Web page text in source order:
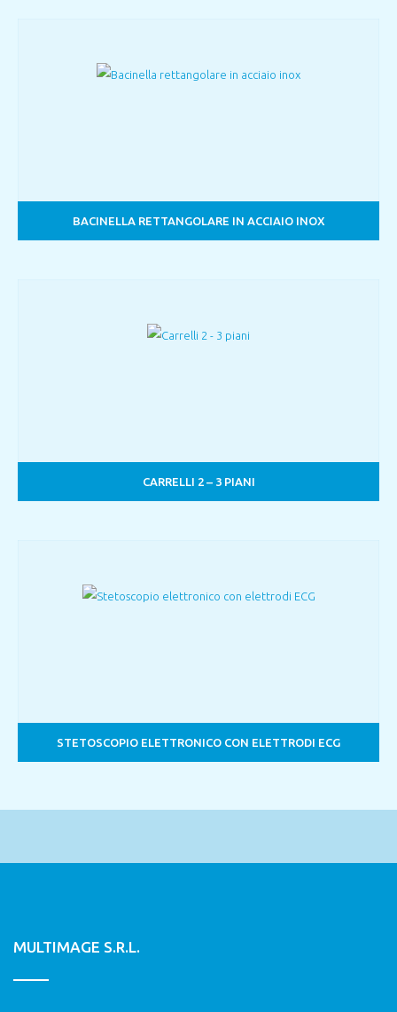
BACINELLA RETTANGOLARE IN ACCIAIO INOX
CARRELLI 2 – 3 PIANI
STETOSCOPIO ELETTRONICO CON ELETTRODI ECG
MULTIMAGE S.R.L.